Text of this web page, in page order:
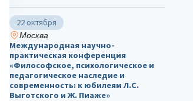
22 октября
Москва
Международная научно-
практическая конференция
«Философское, психологическое и
педагогическое наследие и
современность: к юбилеям Л.С.
Выготского и Ж. Пиаже»